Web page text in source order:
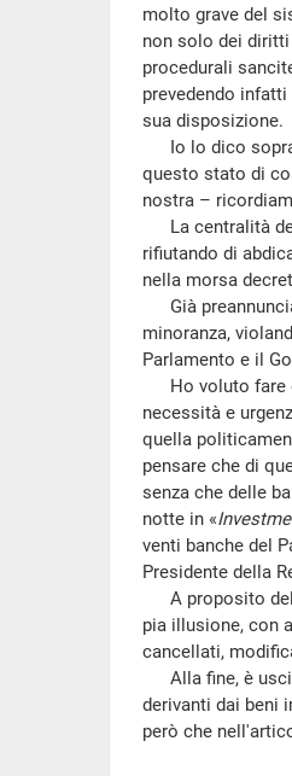
molto grave del
non solo dei
procedurali
prevedendo
sua disposizione.
Io lo dico
questo stato di
nostra –
La centralità
rifiutando di
nella morsa
Già
minoranza,
Parlamento e il
Ho voluto fare
necessità e
quella
pensare che di
senza che delle
notte in «
venti banche del
Presidente della
A proposito
pia illusione, con
cancellati,
Alla fine, è
derivanti dai beni
però che